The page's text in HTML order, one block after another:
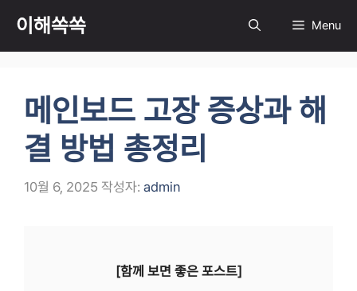
츠
이해쏙쏙 Menu
메인보드 고장 증상과 해
결 방법 총정리
10월 6, 2025 작성자: admin
[함께 보면 좋은 포스트]